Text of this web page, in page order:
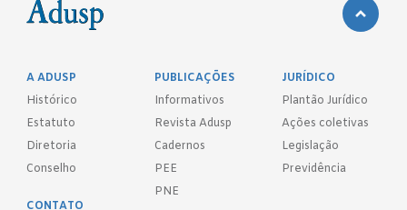
A ADUSP
Histórico
Estatuto
Diretoria
Conselho
PUBLICAÇÕES
Informativos
Revista Adusp
Cadernos
PEE
PNE
JURÍDICO
Plantão Jurídico
Ações coletivas
Legislação
Previdência
CONTATO